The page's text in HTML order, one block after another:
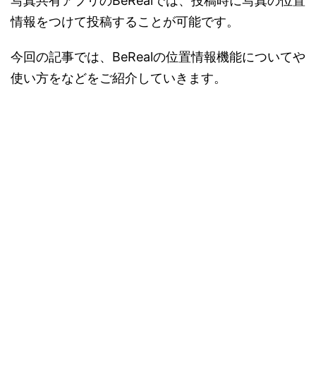
情報をつけて投稿することが可能です。
今回の記事では、BeRealの位置情報機能についてや
使い方をなどをご紹介していきます。